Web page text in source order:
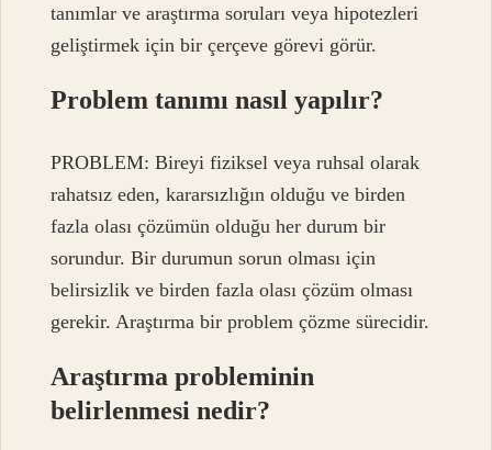
tanımlar ve araştırma soruları veya hipotezleri
geliştirmek için bir çerçeve görevi görür.
Problem tanımı nasıl yapılır?
PROBLEM: Bireyi fiziksel veya ruhsal olarak
rahatsız eden, kararsızlığın olduğu ve birden
fazla olası çözümün olduğu her durum bir
sorundur. Bir durumun sorun olması için
belirsizlik ve birden fazla olası çözüm olması
gerekir. Araştırma bir problem çözme sürecidir.
Araştırma probleminin
belirlenmesi nedir?